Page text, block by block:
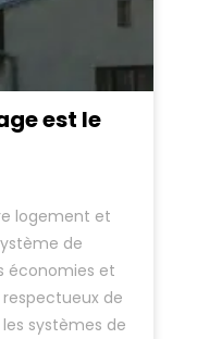
est le
logement et
de
économies et
respectueux de
systèmes de